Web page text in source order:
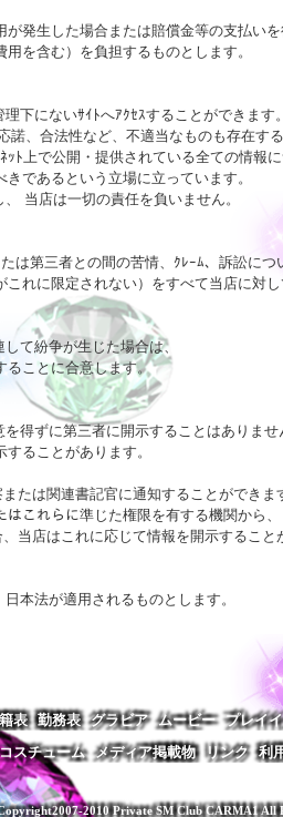
発生した場合または賠償金等の支払い
を含む）を負担するものとします。
下にないｻｲﾄへｱｸｾｽすることができます。
、合法性など、不適当なものも存在す
ﾄ上で公開・提供されている全ての情報
であるという立場に立っています。
当店は一切の責任を負いません。
は第三者との間の苦情、ｸﾚｰﾑ、訴訟につ
れに限定されない）をすべて当店に対
て紛争が生じた場合は、
ることに合意します。
得ずに第三者に開示することはありませ
ることがあります。
たは関連書記官に通知することができま
これらに準じた権限を有する機関から、
当店はこれに応じて情報を開示すること
本法が適用されるものとします。
表 勤務表 グラビア ムービー プレイ
スチューム メディア掲載物 リンク 利
2010 Private SM Club CARMA1 All